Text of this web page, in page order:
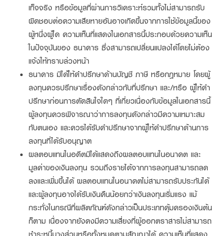
เท็จจริง หรือข้อมูลที่ผ่านการวิเคราะห์รวมทั้งไม่สามารถรับ
ผิดชอบต่อความเสียหายอันอาจเกิดขึ้นจากการใช้ข้อมูลนี้ของ
ผู้หนึ่งผู้ใด ความเห็นที่แสดงในเอกสารนี้ประกอบด้วยความเห็น
ในปัจจุบันของ ธนาคาร ซึ่งสามารถเปลี่ยนแปลงได้โดยไม่ต้อง
แจ้งให้ทราบล่วงหน้า
ธนาคาร มิได้ให้คำปรึกษาด้านบัญชี ภาษี หรือกฎหมาย โดยผู้
ลงทุนควรปรึกษาเรื่องดังกล่าวกับที่ปรึกษา และ/หรือ ผู้ให้คำ
ปรึกษาก่อนการตัดสินใจใดๆ ที่เกี่ยวเนื่องกับข้อมูลในเอกสารนี้
ผู้ลงทุนควรพิจารณาว่าการลงทุนดังกล่าวมีความเหมาะสม
กับตนเอง และควรได้รับคำปรึกษาจากผู้ให้คำปรึกษาด้านการ
ลงทุนที่ได้รับอนุญาต
ผลตอบแทนในอดีตมิได้แสดงถึงผลตอบแทนในอนาคต และ
มูลค่าของเงินลงทุน รวมถึงรายได้จากการลงทุนสามารถลด
ลงและเพิ่มขึ้นได้ ผลตอบแทนในอนาคตไม่สามารถรับประกันได้
และผู้ลงทุนอาจได้รับเงินคืนน้อยกว่าเงินลงทุนเริ่มแรง แม้
กระทั่งในกรณีที่ผลิตภัณฑ์ดังกล่าวเป็นประเภทคุ้มครองเงินต้น
ก็ตาม เนื่องจากยังคงมีความเสี่ยงที่ผู้ออกตราสารไม่สามารถ